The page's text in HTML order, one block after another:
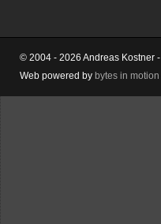
© 2004 - 2026 Andreas Kostner -
Web powered by bytes in motion